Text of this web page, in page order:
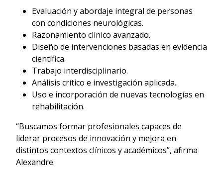
Evaluación y abordaje integral de personas
con condiciones neurológicas.
Razonamiento clínico avanzado.
Diseño de intervenciones basadas en evidencia
científica.
Trabajo interdisciplinario.
Análisis crítico e investigación aplicada.
Uso e incorporación de nuevas tecnologías en
rehabilitación.
“Buscamos formar profesionales capaces de
liderar procesos de innovación y mejora en
distintos contextos clínicos y académicos”, afirma
Alexandre.